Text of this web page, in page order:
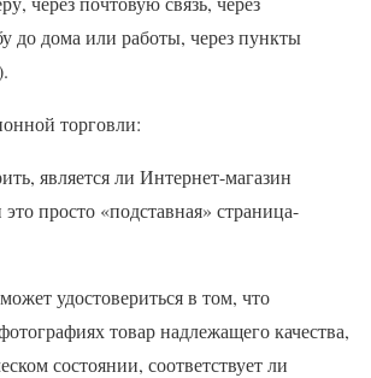
до дома или работы, через пункты
торговли:
является ли Интернет-магазин
просто «подставная» страница-
удостовериться в том, что
товар надлежащего качества,
состоянии, соответствует ли